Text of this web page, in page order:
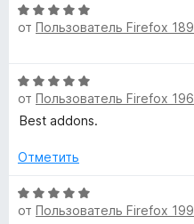
П
а
р
о
л
з
5
а
5
5
н
е
н
а
5
з
О
ц
е
н
о
а
и
з
от Пользователь Firefox
О
ц
е
е
о
н
от Пользователь Firefox
Best addons.
Отметить
О
ц
от Пользователь Firefox